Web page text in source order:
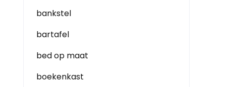
bankstel
bartafel
bed op maat
boekenkast